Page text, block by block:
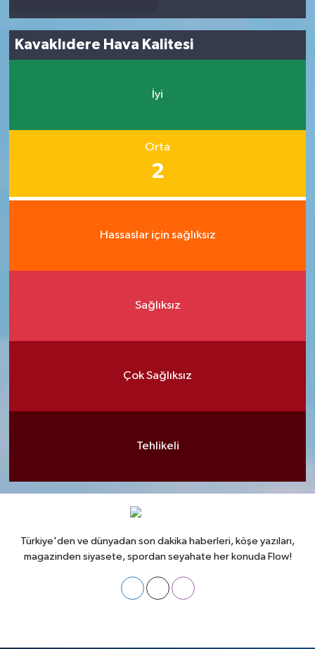
Kavaklıdere Hava Kalitesi
İyi
Orta
2
Hassaslar için sağlıksız
Sağlıksız
Çok Sağlıksız
Tehlikeli
Türkiye'den ve dünyadan son dakika haberleri, köşe yazıları,
magazinden siyasete, spordan seyahate her konuda Flow!